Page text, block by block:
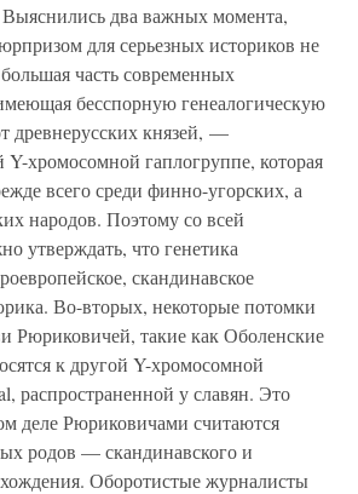
два важных момента,
для серьезных историков не
часть современных
бесспорную генеалогическую
древнерусских князей, —
хромосомной гаплогруппе, которая
всего среди финно-угорских, а
народов. Поэтому со всей
утверждать, что генетика
скандинавское
Во-вторых, некоторые потомки
Рюриковичей, такие как Оболенские
к другой Y-хромосомной
распространенной у славян. Это
деле Рюриковичами считаются
родов — скандинавского и
Оборотистые журналисты